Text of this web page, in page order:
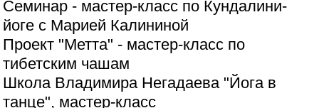
Семинар - мастер-класс по Кундалини-
йоге с Марией Калининой
Проект "Метта" - мастер-класс по
тибетским чашам
Школа Владимира Негадаева "Йога в
танце", мастер-класс